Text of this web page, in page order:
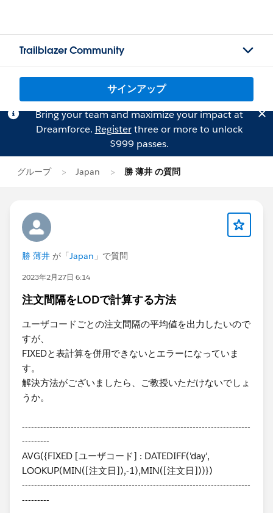
Trailblazer Community
サインアップ
Bring your team and maximize your impact at
Dreamforce. Registerthree or more to unlock
$999 passes.
グループ Japan 勝 薄井 の質問
勝 薄井 が「Japan 」で質問
2023年2月27日 6:14
注文間隔をLODで計算する方法
ユーザコードごとの注文間隔の平均値を出力したいので
すが、
FIXEDと表計算を併用できないとエラーになっていま
す。
解決方法がございましたら、ご教授いただけないでしょ
うか。​
---------------------------------------------------------------------------
---------
AVG({FIXED [ユーザコード] : DATEDIFF('day',
LOOKUP(MIN([注文日]),-1),MIN([注文日]))})
---------------------------------------------------------------------------
---------